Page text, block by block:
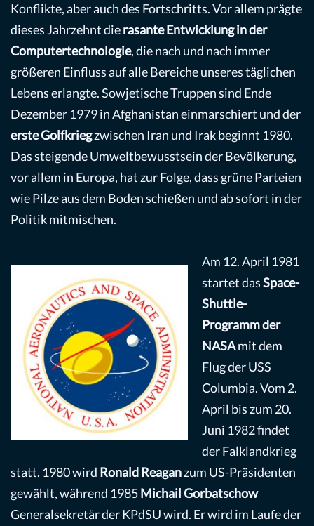
Konflikte, aber auch des Fortschritts. Vor allem prägte
dieses Jahrzehnt dierasante Entwicklung in der
Computertechnologie, die nach und nach immer
größeren Einfluss auf alle Bereiche unseres täglichen
Lebens erlangte. Sowjetische Truppen sind Ende
Dezember 1979 in Afghanistan einmarschiert und der
erste Golfkriegzwischen Iran und Irak beginnt 1980.
Das steigende Umweltbewusstsein der Bevölkerung,
vor allem in Europa, hat zur Folge, dass grüne Parteien
wie Pilze aus dem Boden schießen und ab sofort in der
Politik mitmischen.
Am 12. April 1981
startet dasSpace-
Shuttle-
Programm der
NASAmit dem
Flug der USS
Columbia. Vom 2.
April bis zum 20.
Juni 1982 findet
der Falklandkrieg
statt. 1980 wird Ronald Reaganzum US-Präsidenten
gewählt, während 1985Michail Gorbatschow
Generalsekretär der KPdSU wird. Er wird im Laufe der